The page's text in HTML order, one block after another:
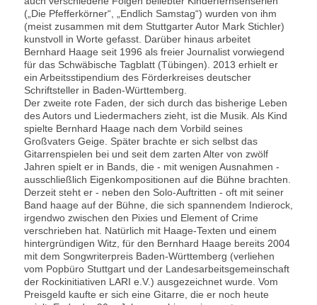
(„Die Pfefferkörner“, „Endlich Samstag“) wurden von ihm
(meist zusammen mit dem Stuttgarter Autor Mark Stichler)
kunstvoll in Worte gefasst. Darüber hinaus arbeitet
Bernhard Haage seit 1996 als freier Journalist vorwiegend
für das Schwäbische Tagblatt (Tübingen). 2013 erhielt er
ein Arbeitsstipendium des Förderkreises deutscher
Schriftsteller in Baden-Württemberg.
Der zweite rote Faden, der sich durch das bisherige Leben
des Autors und Liedermachers zieht, ist die Musik. Als Kind
spielte Bernhard Haage nach dem Vorbild seines
Großvaters Geige. Später brachte er sich selbst das
Gitarrenspielen bei und seit dem zarten Alter von zwölf
Jahren spielt er in Bands, die - mit wenigen Ausnahmen -
ausschließlich Eigenkompositionen auf die Bühne brachten.
Derzeit steht er - neben den Solo-Auftritten - oft mit seiner
Band haage auf der Bühne, die sich spannendem Indierock,
irgendwo zwischen den Pixies und Element of Crime
verschrieben hat. Natürlich mit Haage-Texten und einem
hintergründigen Witz, für den Bernhard Haage bereits 2004
mit dem Songwriterpreis Baden-Württemberg (verliehen
vom Popbüro Stuttgart und der Landesarbeitsgemeinschaft
der Rockinitiativen LARI e.V.) ausgezeichnet wurde. Vom
Preisgeld kaufte er sich eine Gitarre, die er noch heute